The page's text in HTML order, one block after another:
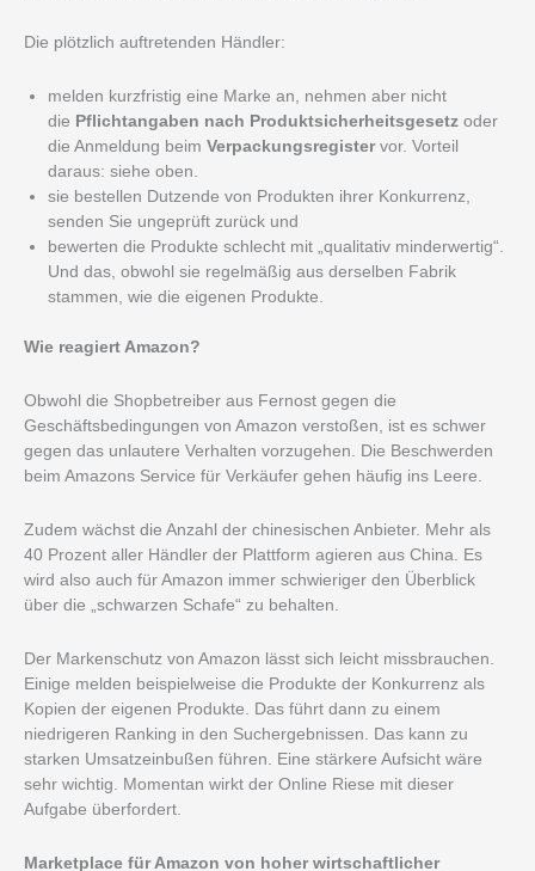
Die plötzlich auftretenden Händler:
melden kurzfristig eine Marke an, nehmen aber nicht
die Pflichtangaben nach Produktsicherheitsgesetz oder
die Anmeldung beim Verpackungsregistervor. Vorteil
daraus: siehe oben.
sie bestellen Dutzende von Produkten ihrer Konkurrenz,
senden Sie ungeprüft zurück und
bewerten die Produkte schlecht mit „qualitativ minderwertig“.
Und das, obwohl sie regelmäßig aus derselben Fabrik
stammen, wie die eigenen Produkte.
Wie reagiert Amazon?
Obwohl die Shopbetreiber aus Fernost gegen die
Geschäftsbedingungen von Amazon verstoßen, ist es schwer
gegen das unlautere Verhalten vorzugehen. Die Beschwerden
beim Amazons Service für Verkäufer gehen häufig ins Leere.
Zudem wächst die Anzahl der chinesischen Anbieter. Mehr als
40 Prozent aller Händler der Plattform agieren aus China. Es
wird also auch für Amazon immer schwieriger den Überblick
über die „schwarzen Schafe“ zu behalten.
Der Markenschutz von Amazon lässt sich leicht missbrauchen.
Einige melden beispielweise die Produkte der Konkurrenz als
Kopien der eigenen Produkte. Das führt dann zu einem
niedrigeren Ranking in den Suchergebnissen. Das kann zu
starken Umsatzeinbußen führen. Eine stärkere Aufsicht wäre
sehr wichtig. Momentan wirkt der Online Riese mit dieser
Aufgabe überfordert.
Marketplace für Amazon von hoher wirtschaftlicher